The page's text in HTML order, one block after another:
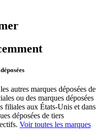
autres marques déposées de
ou des marques déposées
filiales aux États-Unis et dans
déposées de tiers
Voir toutes les marques